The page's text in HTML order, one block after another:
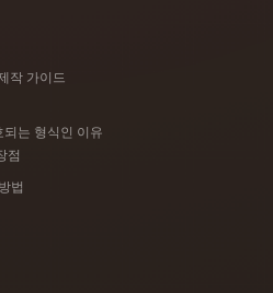
Design
작 가이드
되는 형식인 이유
점
법